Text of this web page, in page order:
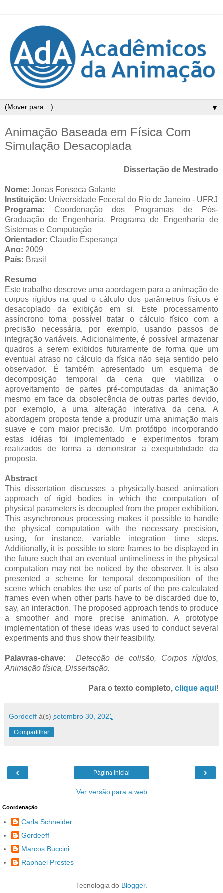
▼
Animação Baseada em Física Com
Simulação Desacoplada
Dissertação de Mestrado
Nome: Jonas Fonseca Galante
Instituição: Universidade Federal do Rio de Janeiro - UFRJ
Programa:Coordenação dos Programas de Pós-
Graduação de Engenharia, Programa de Engenharia de
Sistemas e Computação
Orientador: Claudio Esperança
Ano: 2009
País: Brasil
Resumo
Este trabalho descreve uma abordagem para a animação de
corpos rígidos na qual o cálculo dos parâmetros físicos é
desacoplado da exibição em si. Este processamento
assíncrono torna possível tratar o cálculo físico com a
precisão necessária, por exemplo, usando passos de
integração variáveis. Adicionalmente, é possível armazenar
quadros a serem exibidos futuramente de forma que um
eventual atraso no cálculo da física não seja sentido pelo
observador. É também apresentado um esquema de
decomposição temporal da cena que viabiliza o
aproveitamento de partes pré-computadas da animação
mesmo em face da obsolecência de outras partes devido,
por exemplo, a uma alteração interativa da cena. A
abordagem proposta tende a produzir uma animação mais
suave e com maior precisão. Um protótipo incorporando
estas idéias foi implementado e experimentos foram
realizados de forma a demonstrar a exequibilidade da
proposta.
Abstract
This dissertation discusses a physically-based animation
approach of rigid bodies in which the computation of
physical parameters is decoupled from the proper exhibition.
This asynchronous processing makes it possible to handle
the physical computation with the necessary precision,
using, for instance, variable integration time steps.
Additionally, it is possible to store frames to be displayed in
the future such that an eventual untimeliness in the physical
computation may not be noticed by the observer. It is also
presented a scheme for temporal decomposition of the
scene which enables the use of parts of the pre-calculated
frames even when other parts have to be discarded due to,
say, an interaction. The proposed approach tends to produce
a smoother and more precise animation. A prototype
implementation of these ideas was used to conduct several
experiments and thus show their feasibility.
Palavras-chave:Detecção de colisão, Corpos rígidos,
Animação física, Dissertação.
Para o texto completo, clique aqui!
Gordeeff à(s) setembro 30, 2021
Compartilhar
‹ ›
Página inicial
Ver versão para a web
Coordenação
Carla Schneider
Gordeeff
Marcos Buccini
Raphael Prestes
Tecnologia do Blogger.